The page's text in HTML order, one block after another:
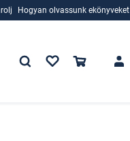
Hogyan olvassunk ekönyveket